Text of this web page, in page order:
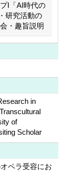
I「AI時代の
研究活動の
・趣旨説明
in
of
Scholar
ペラ受容にお